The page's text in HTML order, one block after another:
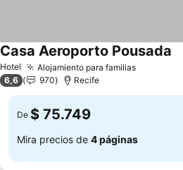
Hotel Alojamiento para familias
Casa Aeroporto Pousada
6,6 970 Recife
De $ 75.749
Mira precios de 4 páginas